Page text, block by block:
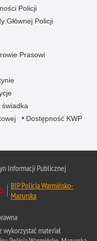
Policji
Głównej Policji
Prasowi
Dostępność KWP
Informacji Publicznej
BIP Policja Warmińsko-
Mazurska
wykorzystać materiał